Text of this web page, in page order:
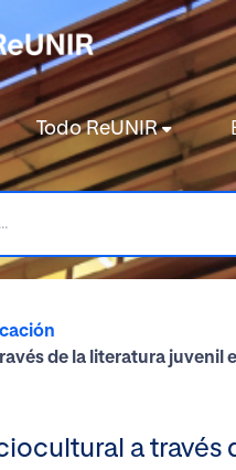
Todo ReUNIR
de la literatura juvenil
a través